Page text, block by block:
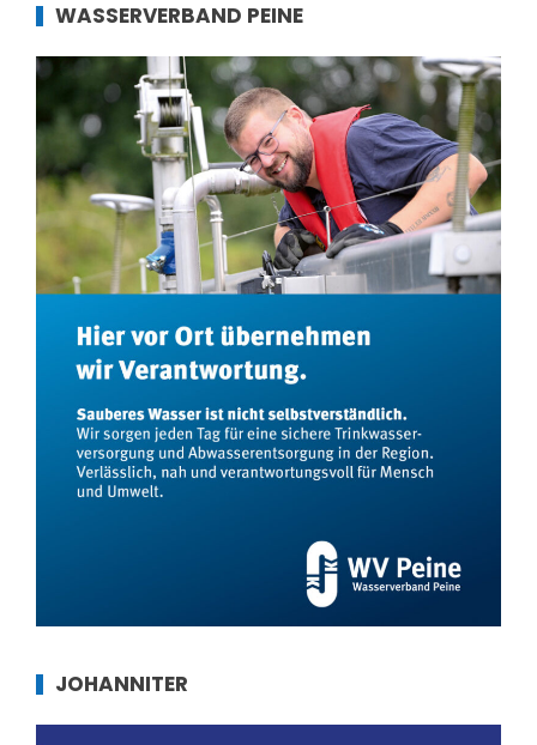
WASSERVERBAND PEINE
JOHANNITER